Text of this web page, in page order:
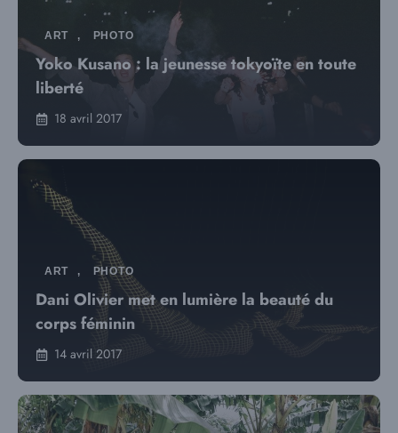
ART , PHOTO
Yoko Kusano : la jeunesse tokyoïte en toute
liberté
18 avril 2017
ART , PHOTO
Dani Olivier met en lumière la beauté du
corps féminin
14 avril 2017